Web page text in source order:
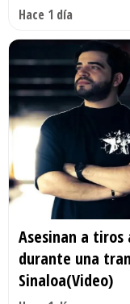
Hace 1 día
Asesinan a tiros
durante una
Sinaloa(Video)